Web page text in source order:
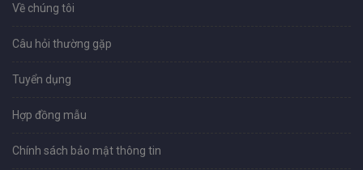
Về chúng tôi
Câu hỏi thường gặp
Tuyển dụng
Hợp đồng mẫu
Chính sách bảo mật thông tin